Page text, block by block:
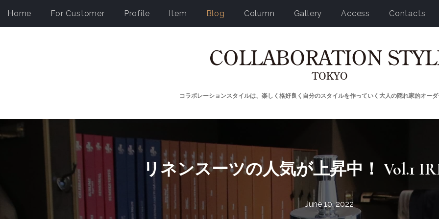
Home For Customer Profile Item Blog Column Gallery Access Contacts
コラボレーションスタイルは、楽しく格好良く自分のスタイルを作っていく大人の隠れ家的オー
リネンスーツの人気が上昇中！ Vol.1
June 10, 2022